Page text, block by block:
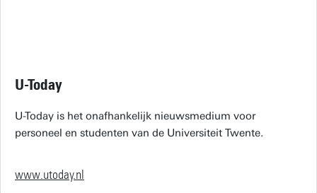
U-Today
U-Today is het onafhankelijk nieuwsmedium voor
personeel en studenten van de Universiteit Twente.
www.utoday.nl